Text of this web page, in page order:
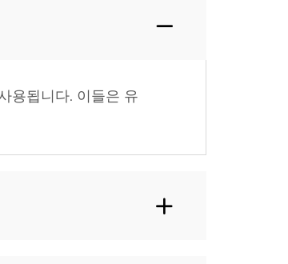
용됩니다. 이들은 유